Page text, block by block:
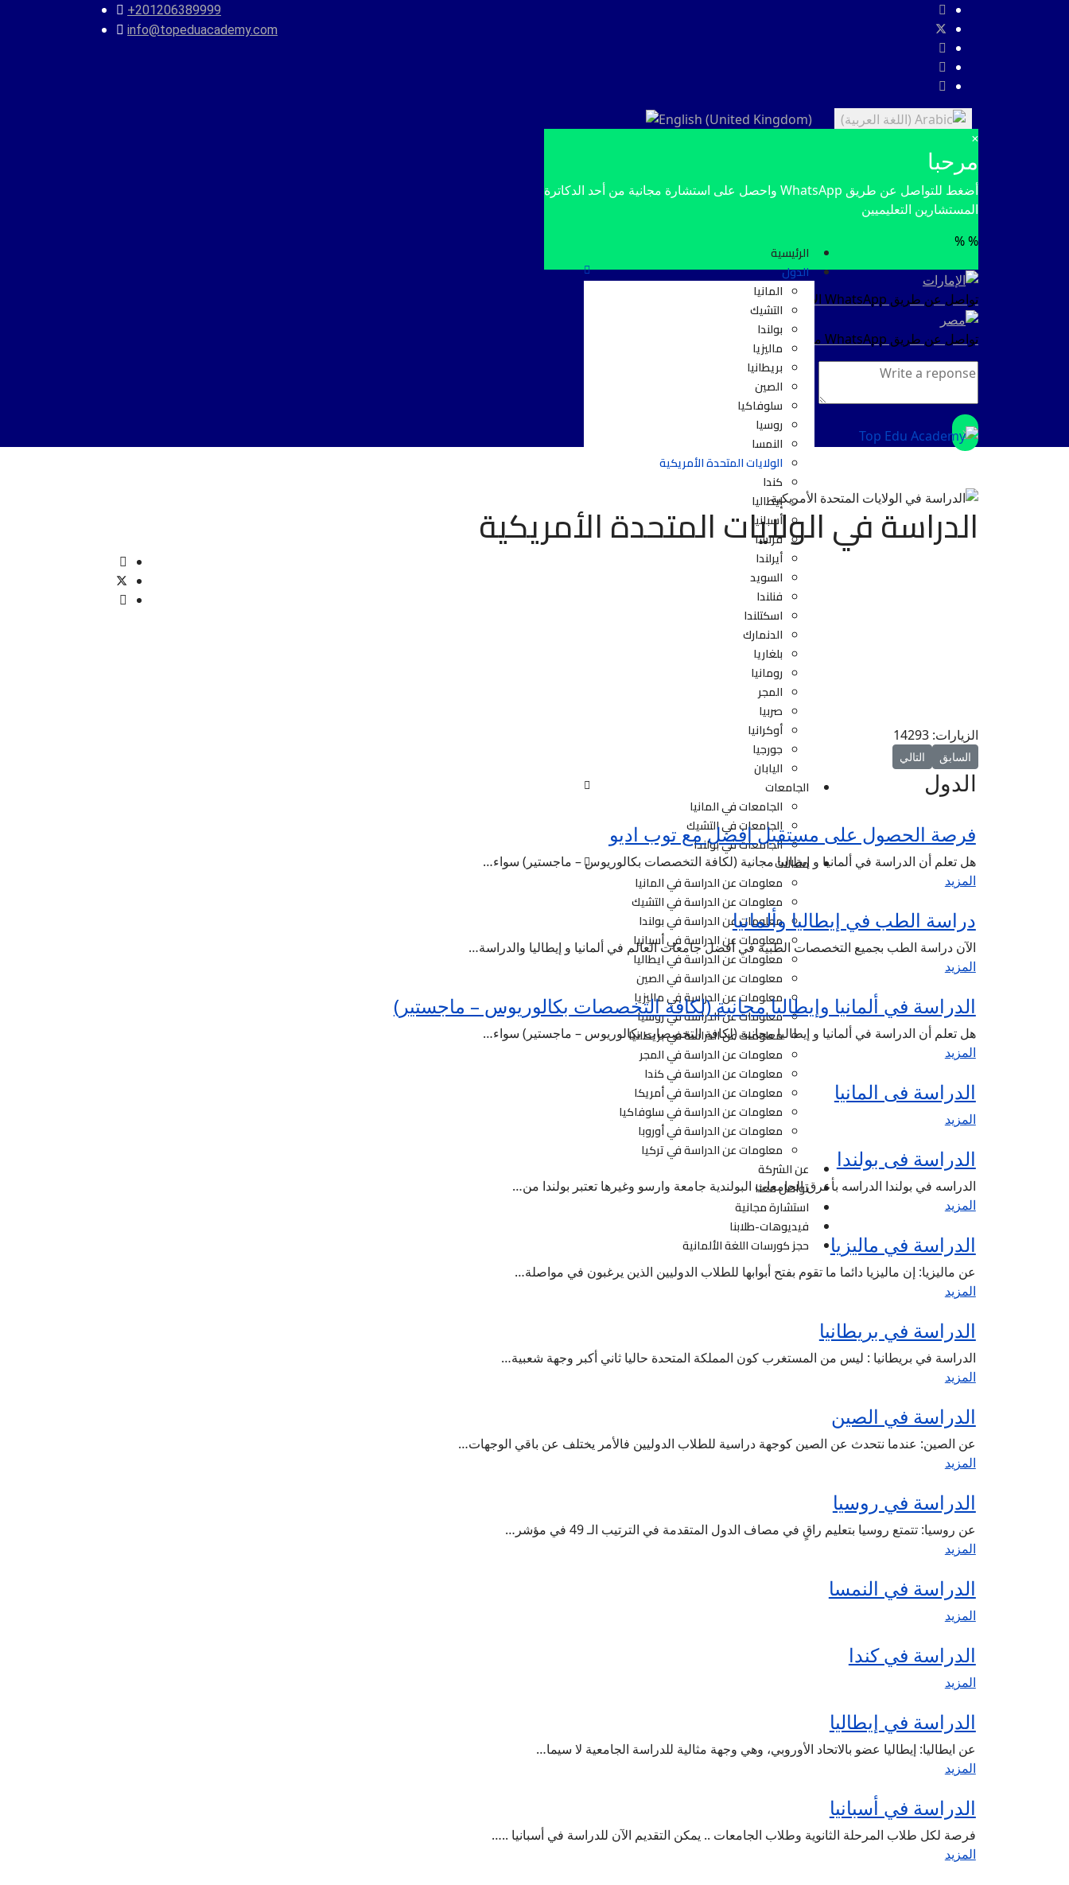
×
مرحبا
أضغط للتواصل عن طريق WhatsApp واحصل على استشارة مجانية من أحد الدكاترة
المستشارين التعليميين
%
%
تواصل عن طريق WhatsApp الإمارات
تواصل عن طريق WhatsApp مصر
×
+201206389999
info@topeduacademy.com
الرئيسية
الدول
المانيا
التشيك
بولندا
ماليزيا
بريطانيا
الصين
سلوفاكيا
روسيا
النمسا
الولايات المتحدة الأمريكية
كندا
إيطاليا
أسبانيا
فرنسا
أيرلندا
السويد
فنلندا
اسكتلندا
الدنمارك
بلغاريا
رومانيا
المجر
صربيا
أوكرانيا
جورجيا
اليابان
الجامعات
الجامعات في المانيا
الجامعات في التشيك
الجامعات في بولندا
مقالات
معلومات عن الدراسة في المانيا
معلومات عن الدراسة في التشيك
معلومات عن الدراسة في بولندا
معلومات عن الدراسة في أسبانيا
معلومات عن الدراسة في ايطاليا
معلومات عن الدراسة في الصين
معلومات عن الدراسة في ماليزيا
معلومات عن الدراسة في روسيا
معلومات عن الدراسة في بريطانيا
معلومات عن الدراسة في المجر
معلومات عن الدراسة في كندا
معلومات عن الدراسة في أمريكا
معلومات عن الدراسة في سلوفاكيا
معلومات عن الدراسة في أوروبا
معلومات عن الدراسة في تركيا
عن الشركة
تواصل معنا
استشارة مجانية
فيديوهات-طلابنا
حجز كورسات اللغة الألمانية
الدراسة في الولايات المتحدة الأمريكية
الزيارات: 14293
المقال السابق: الدراسة فى المانيا
السابق المقال التالي: الدراسة في كندا
التالي
الدول
فرصة الحصول على مستقبل افضل مع توب اديو
هل تعلم أن الدراسة في ألمانيا و إيطاليا مجانية (لكافة التخصصات بكالوريوس – ماجستير) سواء…
المزيد
دراسة الطب في إيطاليا وألمانيا
الآن دراسة الطب بجميع التخصصات الطبية في أفضل جامعات العالم في ألمانيا و إيطاليا والدراسة…
المزيد
الدراسة في ألمانيا وإيطاليا مجانية (لكافة التخصصات بكالوريوس – ماجستير)
هل تعلم أن الدراسة في ألمانيا و إيطاليا مجانية (لكافة التخصصات بكالوريوس – ماجستير) سواء…
المزيد
الدراسة فى المانيا
المزيد
الدراسة فى بولندا
الدراسه في بولندا الدراسه بأعرق الجامعات البولندية جامعة وارسو وغيرها تعتبر بولندا من…
المزيد
الدراسة في ماليزيا
عن ماليزيا: إن ماليزيا دائما ما تقوم بفتح أبوابها للطلاب الدوليين الذين يرغبون في مواصلة…
المزيد
الدراسة في بريطانيا
الدراسة في بريطانيا : ليس من المستغرب كون المملكة المتحدة حاليا ثاني أكبر وجهة شعبية…
المزيد
الدراسة في الصين
عن الصين: عندما نتحدث عن الصين كوجهة دراسية للطلاب الدوليين فالأمر يختلف عن باقي الوجهات…
المزيد
الدراسة في روسيا
عن روسيا: تتمتع روسيا بتعليم راقٍ في مصاف الدول المتقدمة في الترتيب الـ 49 في مؤشر…
المزيد
الدراسة في النمسا
المزيد
الدراسة في كندا
المزيد
الدراسة في إيطاليا
عن ايطاليا: إيطاليا عضو بالاتحاد الأوروبي، وهي وجهة مثالية للدراسة الجامعية لا سيما…
المزيد
الدراسة في أسبانيا
فرصة لكل طلاب المرحلة الثانوية وطلاب الجامعات .. يمكن التقديم الآن للدراسة في أسبانيا ..…
المزيد